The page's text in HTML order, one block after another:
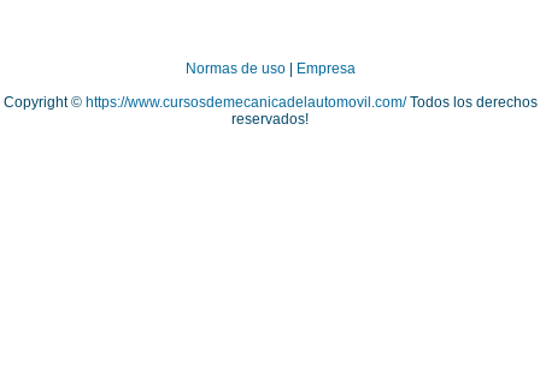
Normas de uso|
Empresa
Copyright © https://www.cursosdemecanicadelautomovil.com/Todos los derechos
reservados!